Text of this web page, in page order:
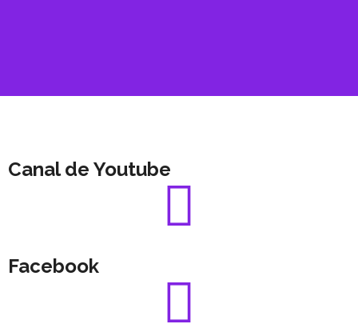
Canal de Youtube
Facebook